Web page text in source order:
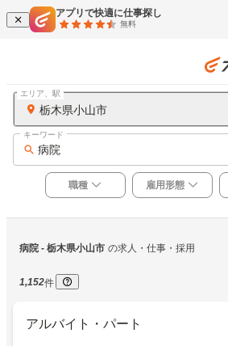
アプリで快適に仕事探し
無料
栃木県小山市
エリア、駅
病院
キーワード
職種 雇用形態
病院 - 栃木県小山市 の求人・仕事・採用
1,152件
アルバイト・パート